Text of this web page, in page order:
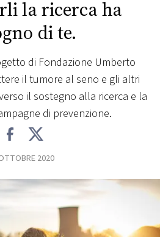
la ricerca ha
di te.
di Fondazione Umberto
il tumore al seno e gli altri
il sostegno alla ricerca e la
di prevenzione.
2020